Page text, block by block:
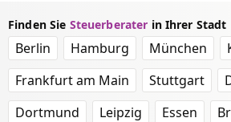
Finden Sie Steuerberater in Ihrer Stadt
Berlin Hamburg München
Frankfurt am Main
Stuttgart
Dortmund
Leipzig Essen